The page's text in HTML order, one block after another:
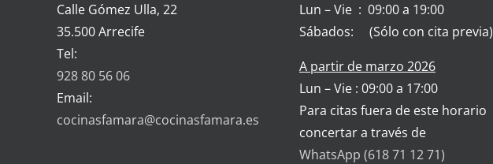
Calle Gómez Ulla, 22
35.500 Arrecife
Tel:
928 80 56 06
Email:
cocinasfamara@cocinasfamara.es
Lun – Vie : 09:00 a 19:00
Sábados: (Sólo con cita previa)
A partir de marzo 2026
Lun – Vie : 09:00 a 17:00
Para citas fuera de este horario
concertar a través de
WhatsApp (618 71 12 71)